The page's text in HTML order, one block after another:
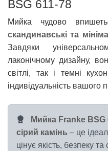
BSG 611-78
Мийка чудово
скандинавські та
Завдяки
лаконічному дизайну,
світлі, так і темні
індивідуальність вашого
Мийка Franke BSG
сірий камінь – це
цінує якість, безпеку